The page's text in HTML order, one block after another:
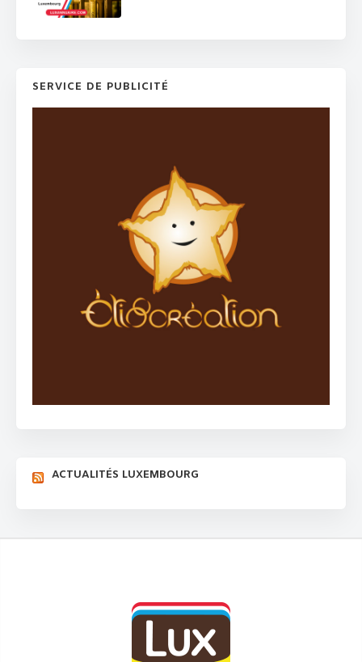
SERVICE DE PUBLICITÉ
ACTUALITÉS LUXEMBOURG